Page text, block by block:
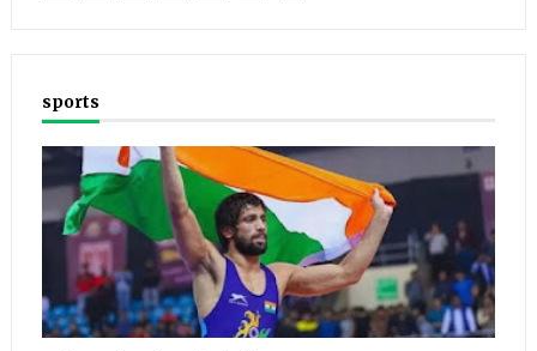
sports